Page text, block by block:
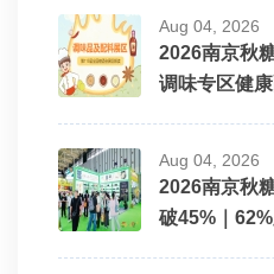
Aug 04, 2026
2026南京秋
调味专区健
Aug 04, 2026
2026南京秋
破45%｜